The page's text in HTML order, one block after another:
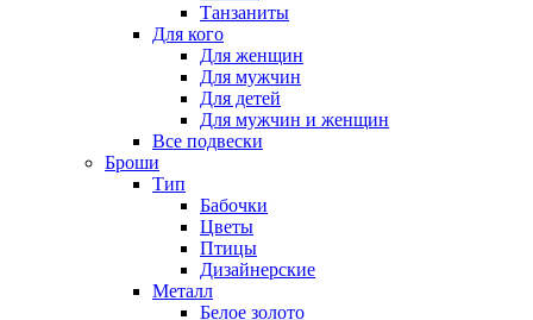
Танзаниты
Для кого
Для женщин
Для мужчин
Для детей
Для мужчин и женщин
Все подвески
Броши
Тип
Бабочки
Цветы
Птицы
Дизайнерские
Металл
Белое золото